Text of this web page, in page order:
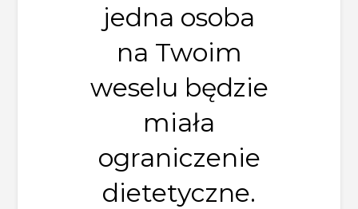
jedna osoba
na Twoim
weselu będzie
miała
ograniczenie
dietetyczne.